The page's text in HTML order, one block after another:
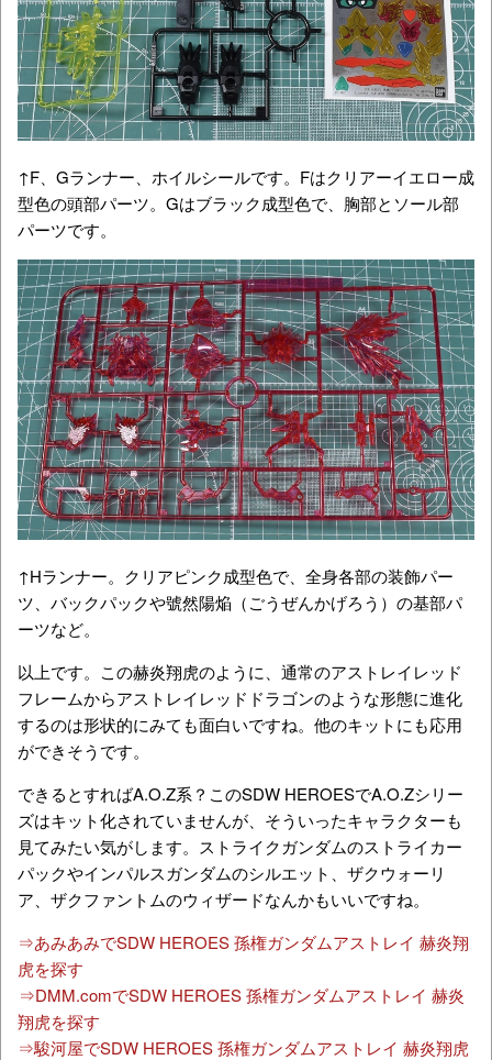
↑F、Gランナー、ホイルシールです。Fはクリアーイエロー成
型色の頭部パーツ。Gはブラック成型色で、胸部とソール部
パーツです。
↑Hランナー。クリアピンク成型色で、全身各部の装飾パー
ツ、バックパックや號然陽焔（ごうぜんかげろう）の基部パ
ーツなど。
以上です。この赫炎翔虎のように、通常のアストレイレッド
フレームからアストレイレッドドラゴンのような形態に進化
するのは形状的にみても面白いですね。他のキットにも応用
ができそうです。
できるとすればA.O.Z系？このSDW HEROESでA.O.Zシリー
ズはキット化されていませんが、そういったキャラクターも
見てみたい気がします。ストライクガンダムのストライカー
パックやインパルスガンダムのシルエット、ザクウォーリ
ア、ザクファントムのウィザードなんかもいいですね。
⇒あみあみでSDW HEROES 孫権ガンダムアストレイ 赫炎翔
虎を探す
⇒DMM.comでSDW HEROES 孫権ガンダムアストレイ 赫炎
翔虎を探す
⇒駿河屋でSDW HEROES 孫権ガンダムアストレイ 赫炎翔虎